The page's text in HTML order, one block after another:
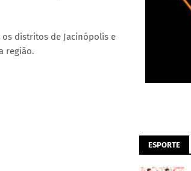
distritos de Jacinópolis e
região.
ESPORTE